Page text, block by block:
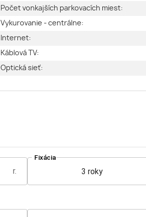
Počet vonkajších parkovacích miest:
Vykurovanie - centrálne:
Internet:
Káblová TV:
Optická sieť: